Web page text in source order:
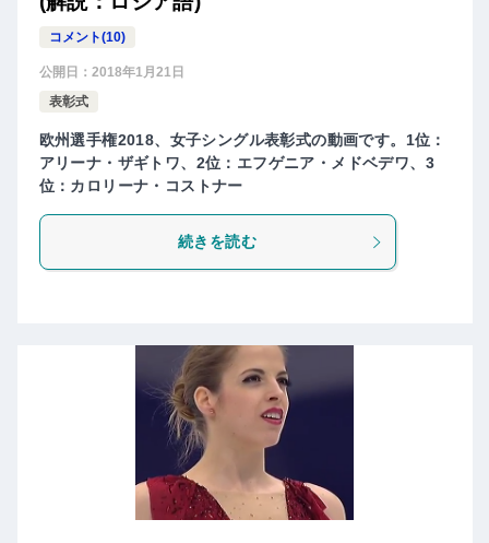
コメント(10)
公開日： 2018年1月21日
表彰式
欧州選手権2018、女子シングル表彰式の動画です。1位：
アリーナ・ザギトワ、2位：エフゲニア・メドベデワ、3
位：カロリーナ・コストナー
続きを読む